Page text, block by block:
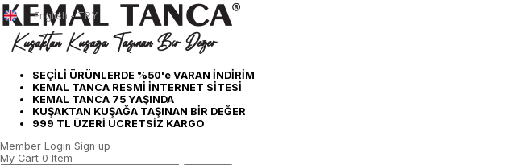
SEÇİLİ ÜRÜNLERDE %50'e VARAN İNDİRİM
KEMAL TANCA RESMİ İNTERNET SİTESİ
KEMAL TANCA 75 YAŞINDA
KUŞAKTAN KUŞAĞA TAŞINAN BİR DEĞER
999 TL ÜZERİ ÜCRETSİZ KARGO
English - TRY
Member Login Sign up
My Cart 0 Item